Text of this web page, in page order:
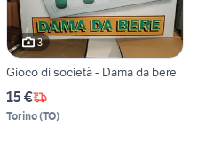
3
Gioco di società - Dama da bere
15 €
Torino(TO)